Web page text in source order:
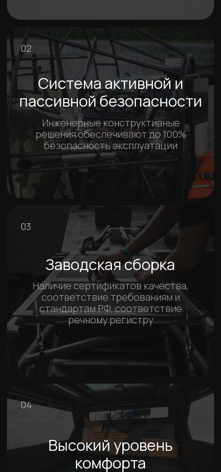
Рыбалка на аэролодке в
Выборге / Фантом 750 /
Аэролодки и Вездеходы Север
Съемочная команда компании Север отправилась в
гости к Дмитрию - владельцу аэролодки Север
Фантом 750 в Выборге.
Водные маршруты Карелии /
Рускеала, Валаам / Фантом 750К,
Север 750К
В этом видео мы окунемся в путешествие по Карелии
вместе с командой Tour is, которая предоставляет
уникальные экскурсии на аэролодках Север 750К и
Фантом 750К.